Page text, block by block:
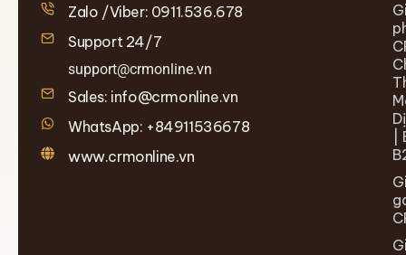
Zalo /Viber: 0911.536.678
Support 24/7
support@crmonline.vn
Sales: info@crmonline.vn
WhatsApp: +84911536678
www.crmonline.vn